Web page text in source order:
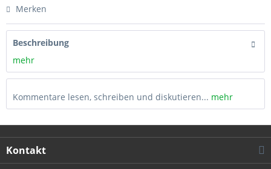
Merken
Beschreibung
mehr
Kommentare lesen, schreiben und diskutieren... mehr
Kontakt